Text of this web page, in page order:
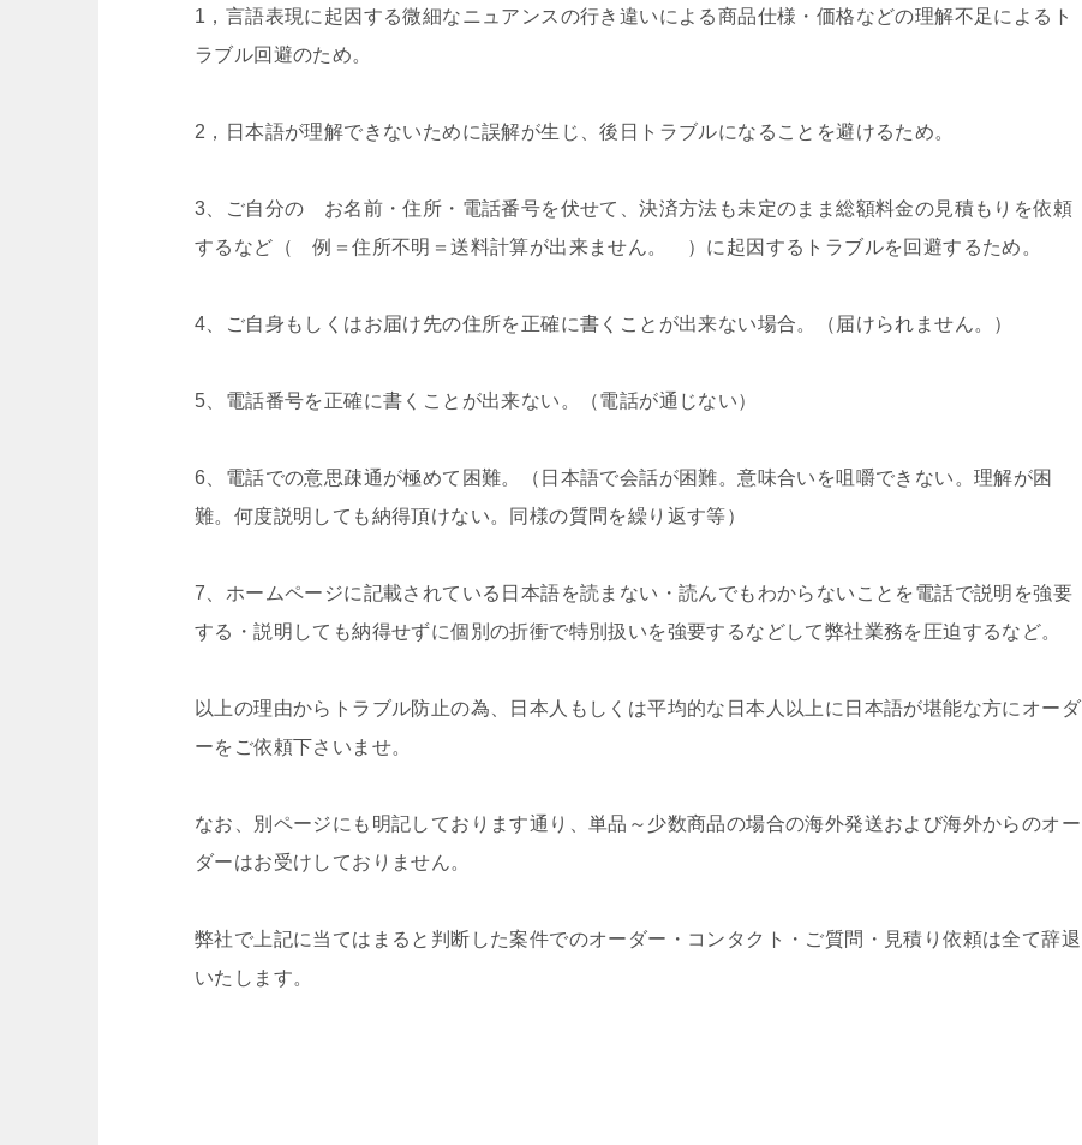
1，言語表現に起因する微細なニュアンスの行き違いによる商品仕様・価格などの理解不足によるト
ラブル回避のため。
2，日本語が理解できないために誤解が生じ、後日トラブルになることを避けるため。
3、ご自分の お名前・住所・電話番号を伏せて、決済方法も未定のまま総額料金の見積もりを依頼
するなど（ 例＝住所不明＝送料計算が出来ません。 ）に起因するトラブルを回避するため。
4、ご自身もしくはお届け先の住所を正確に書くことが出来ない場合。（届けられません。）
5、電話番号を正確に書くことが出来ない。（電話が通じない）
6、電話での意思疎通が極めて困難。（日本語で会話が困難。意味合いを咀嚼できない。理解が困
難。何度説明しても納得頂けない。同様の質問を繰り返す等）
7、ホームページに記載されている日本語を読まない・読んでもわからないことを電話で説明を強要
する・説明しても納得せずに個別の折衝で特別扱いを強要するなどして弊社業務を圧迫するなど。
以上の理由からトラブル防止の為、日本人もしくは平均的な日本人以上に日本語が堪能な方にオーダ
ーをご依頼下さいませ。
なお、別ページにも明記しております通り、単品～少数商品の場合の海外発送および海外からのオー
ダーはお受けしておりません。
弊社で上記に当てはまると判断した案件でのオーダー・コンタクト・ご質問・見積り依頼は全て辞退
いたします。